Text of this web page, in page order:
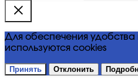
Для обеспечения удобства
используются cookies
Принять Отклонить